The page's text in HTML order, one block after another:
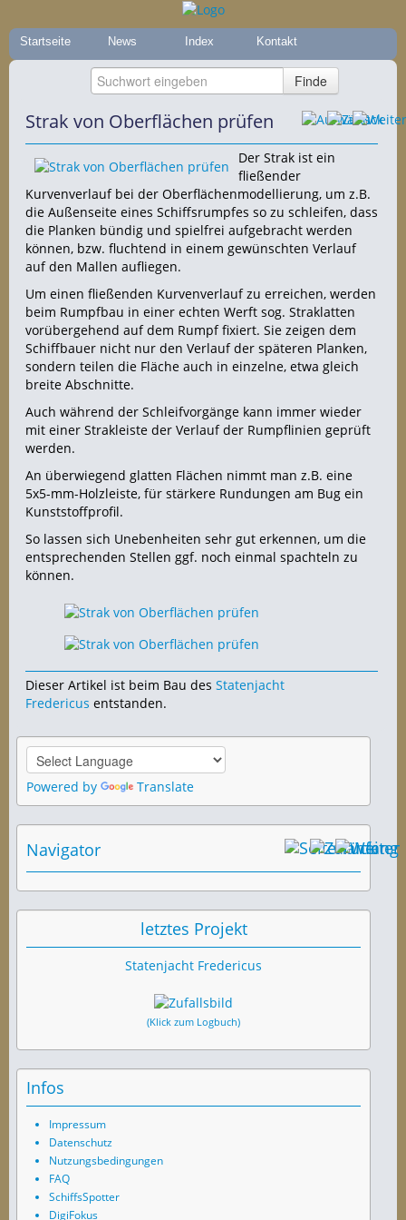
Startseite News Index Kontakt
Strak von Oberflächen prüfen
Der Strak ist ein
fließender
Kurvenverlauf bei der Oberflächenmodellierung, um z.B.
die Außenseite eines Schiffsrumpfes so zu schleifen, dass
die Planken bündig und spielfrei aufgebracht werden
können, bzw. fluchtend in einem gewünschten Verlauf
auf den Mallen aufliegen.
Um einen fließenden Kurvenverlauf zu erreichen, werden
beim Rumpfbau in einer echten Werft sog. Straklatten
vorübergehend auf dem Rumpf fixiert. Sie zeigen dem
Schiffbauer nicht nur den Verlauf der späteren Planken,
sondern teilen die Fläche auch in einzelne, etwa gleich
breite Abschnitte.
Auch während der Schleifvorgänge kann immer wieder
mit einer Strakleiste der Verlauf der Rumpflinien geprüft
werden.
An überwiegend glatten Flächen nimmt man z.B. eine
5x5-mm-Holzleiste, für stärkere Rundungen am Bug ein
Kunststoffprofil.
So lassen sich Unebenheiten sehr gut erkennen, um die
entsprechenden Stellen ggf. noch einmal spachteln zu
können.
Dieser Artikel ist beim Bau des Statenjacht
Fredericus entstanden.
Powered by Translate
Navigator
letztes Projekt
Statenjacht Fredericus
(Klick zum Logbuch)
Infos
Impressum
Datenschutz
Nutzungsbedingungen
FAQ
SchiffsSpotter
DigiFokus